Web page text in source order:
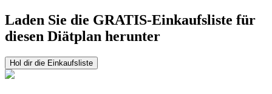
Laden Sie die GRATIS-Einkaufsliste für
diesen Diätplan herunter
Hol dir die Einkaufsliste